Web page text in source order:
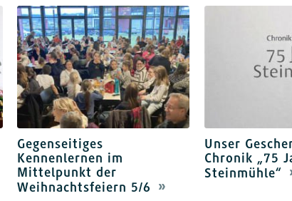
Gegenseitiges
Kennenlernen im
Mittelpunkt der
Weihnachtsfeiern 5/6
Unser
Chronik „75
Steinmühle“